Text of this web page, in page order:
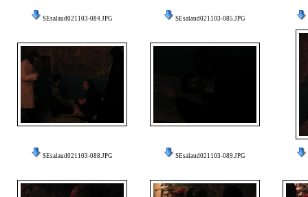
SEsalaud021103-084.JPG SEsalaud021103-085.JPG
SEsalaud021103-088.JPG SEsalaud021103-089.JPG